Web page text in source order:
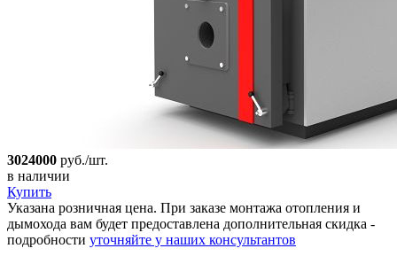
3024000 руб./шт.
в наличии
Купить
Указана розничная цена. При заказе монтажа отопления и
дымохода вам будет предоставлена дополнительная скидка -
подробности уточняйте у наших консультантов